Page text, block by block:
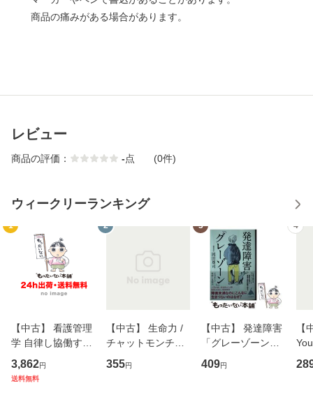
商品の痛みがある場合があります。
レビュー
商品の評価： -点 (0件)
ウィークリーランキング
1
【中古】 看護管理
学 自律し協働する
専門職の看護マネ
ジメントスキル 改
3,862円
送料無料
2
【中古】 生命力 /
チャットモンチー /
キューンレコード
[CD]【メール便送
355円
3
【中古】 発達障害
「グレーゾーン」
その正しい理解と
克服法 (SB新書 57
409円
4
【
のが